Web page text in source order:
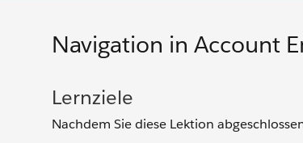
Navigation in Account
Lernziele
Nachdem Sie diese Lektion